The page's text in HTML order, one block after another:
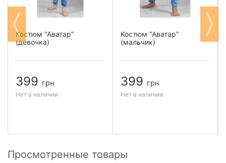
Костюм "Аватар"
(девочка)
399 грн
Нет в наличии
Костюм "Аватар"
(мальчик)
399 грн
Нет в наличии
Просмотренные товары